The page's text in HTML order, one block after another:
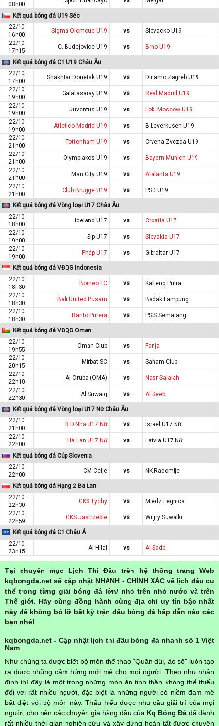
08h00
Kết quả bóng đá U19 Séc
22/10
16h00
Sigma Olomouc U19 vs
Slovacko U19
22/10
17h15
C. Budejovice U19 vs Brno U19
Kết quả bóng đá C1 U19 Châu Âu
22/10
17h00
Shakhtar Donetsk U19 vs
Dinamo Zagreb U19
22/10
19h00
Galatasaray U19 vs
Real Madrid U19
22/10
19h00
Juventus U19 vs
Lok. Moscow U19
22/10
19h00
Atletico Madrid U19 vs
B.Leverkusen U19
22/10
21h00
Tottenham U19 vs
Crvena Zvezda U19
22/10
21h00
Olympiakos U19 vs
Bayern Munich U19
22/10
21h00
Man City U19 vs
Atalanta U19
22/10
21h00
Club Brugge U19 vs PSG U19
Kết quả bóng đá Vòng loại U17 Châu Âu
22/10
18h00
Iceland U17 vs
Croatia U17
22/10
19h00
Síp U17 vs
Slovakia U17
22/10
19h00
Pháp U17 vs Gibraltar U17
Kết quả bóng đá VĐQG Indonesia
22/10
18h30
Borneo FC vs
Kalteng Putra
22/10
18h30
Bali United Pusam vs
Badak Lampung
22/10
18h30
Barito Putera vs PSIS Semarang
Kết quả bóng đá VĐQG Oman
22/10
19h55
Oman Club vs
Fanja
22/10
20h15
Mirbat SC vs
Saham Club
22/10
22h10
Al Oruba (OMA) vs
Nasr Salalah
22/10
22h30
Al Suwaiq vs Al Seeb
Kết quả bóng đá Vòng loại U17 Nữ Châu Âu
22/10
21h00
B.D.Nha U17 Nữ vs
Israel U17 Nữ
22/10
22h00
Hà Lan U17 Nữ vs Latvia U17 Nữ
Kết quả bóng đá Cúp Slovenia
22/10
22h00
CM Celje vs NK Radomlje
Kết quả bóng đá Hạng 2 Ba Lan
22/10
22h30
GKS Tychy vs
Miedz Legnica
22/10
22h59
GKS Jastrzebie vs Wigry Suwalki
Kết quả bóng đá C1 Châu Á
22/10
23h15
Al Hilal vs Al Sadd
Tại chuyên mục Lịch Thi Đấu trên hệ thống trang Web
kqbongda.net sẽ cập nhật NHANH - CHÍNH XÁC về lịch đấu cụ
thể trong từng giải bóng đá lớn/ nhỏ trên nhỏ nước và trên
Thế giới. Hãy cùng đồng hành cùng địa chỉ uy tín bậc nhất
này để không bỏ lỡ bất kỳ trận đấu bóng đá hấp dẫn nào các
bạn nhé!
kqbongda.net - Cập nhật lịch thi đấu bóng đá nhanh số 1 Việt
Nam
Như chúng ta được biết bộ môn thể thao “Quần đùi, áo số” luôn tạo
ra được những cảm hứng mới mẻ cho mọi người. Theo như nhận
định thì đây là một trong những món ăn tinh thần không thể thiếu
đối với rất nhiều người, đặc biệt là những người có niềm đam mê
bất diệt với bộ môn này. Thấu hiểu được nhu cầu giải trí của mọi
người, cho nên các chuyên gia hàng đầu của Kq Bóng Đá đã dành
rất nhiều thời gian nghiên cứu và xây dựng hoàn tất được chuyên